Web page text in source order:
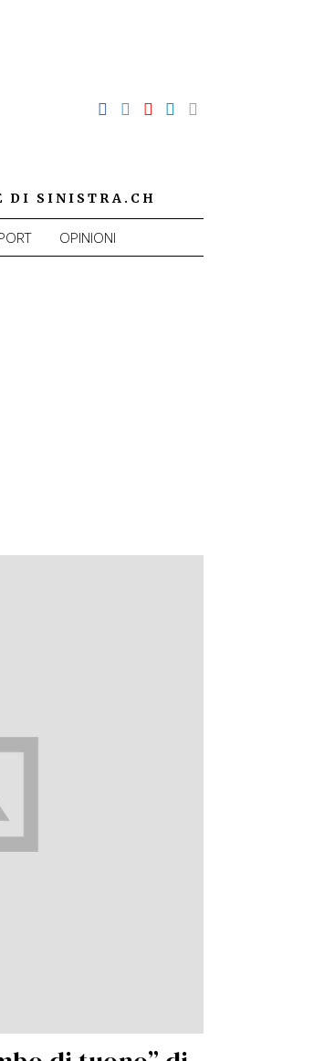
DI SINISTRA.CH
OPINIONI